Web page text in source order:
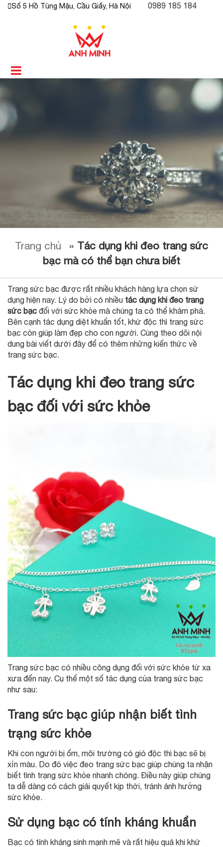
Số 5 Hồ Tùng Mậu, Cầu Giấy, Hà Nội 0989 185 184
Trang chủ » Tác dụng khi đeo trang sức
bạc mà có thể bạn chưa biết
Trang sức bạc được rất nhiều khách hàng lựa chọn sử
dụng hiện nay. Lý do bởi có nhiều tác dụng khi đeo trang
sức bạc đối với sức khỏe mà chúng ta có thể khám phá.
Bên cạnh tác dụng diệt khuẩn tốt, khử độc thì trang sức
bạc còn giúp làm đẹp cho con người. Cùng theo dõi nội
dung bài viết dưới đây để có thêm những kiến thức về
trang sức bạc.
Tác dụng khi đeo trang sức
bạc đối với sức khỏe
Trang sức bạc có nhiều công dụng đối với sức khỏe từ xa
xưa đến nay. Cụ thể một số tác dụng của trang sức bạc
như sau:
Trang sức bạc giúp nhận biết tình
trạng sức khỏe
Khi con người bị ốm, môi trường có gió độc thì bạc sẽ bị
xỉn màu. Do đó việc đeo trang sức bạc giúp chúng ta nhận
biết tình trạng sức khỏe nhanh chóng. Điều này giúp chúng
ta dễ dàng có cách giải quyết kịp thời, tránh ảnh hưởng
sức khỏe.
Sử dụng bạc có tính kháng khuẩn
Bạc có tính kháng sinh mạnh mẽ và rất hiệu quả khi khử